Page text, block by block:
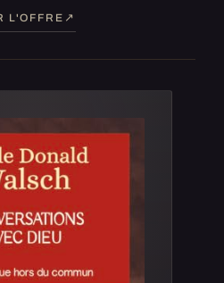
L'OFFRE